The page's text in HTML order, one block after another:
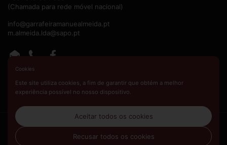
(Chamada para rede móvel nacional)
info@garrafeiramanuealmeida.pt
m.almeida.lda@sapo.pt
Direitos de Autor © 2026
tecnologia Shopify
Cookies
Este site utiliza cookies, a fim de garantir que obtém a melhor
experiência possível no nosso dispositivo.
Aceitar todos os cookies
Recusar todos os cookies